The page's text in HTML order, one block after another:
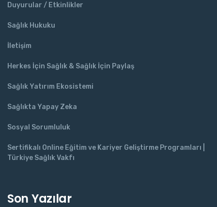
Duyurular / Etkinlikler
Sağlık Hukuku
İletişim
Herkes İçin Sağlık & Sağlık İçin Paylaş
Sağlık Yatırım Ekosistemi
Sağlıkta Yapay Zeka
Sosyal Sorumluluk
Sertifikalı Online Eğitim ve Kariyer Geliştirme Programları |
Türkiye Sağlık Vakfı
Son Yazılar